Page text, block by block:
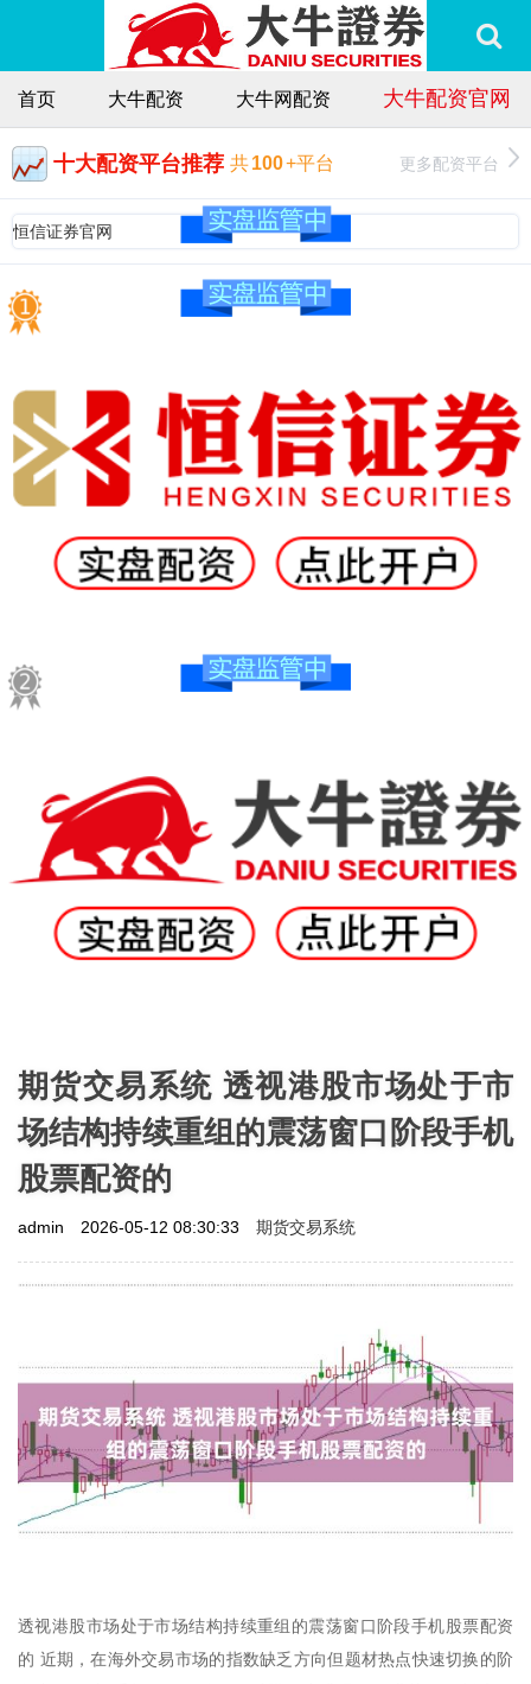
首页 大牛配资 大牛网配资 大牛配资官网
十大配资平台推荐 共100+平台 更多配资平台
恒信证券官网
期货交易系统 透视港股市场处于市
场结构持续重组的震荡窗口阶段手机
股票配资的
admin 2026-05-12 08:30:33 期货交易系统
透视港股市场处于市场结构持续重组的震荡窗口阶段手机股票配资
的 近期，在海外交易市场的指数缺乏方向但题材热点快速切换的阶